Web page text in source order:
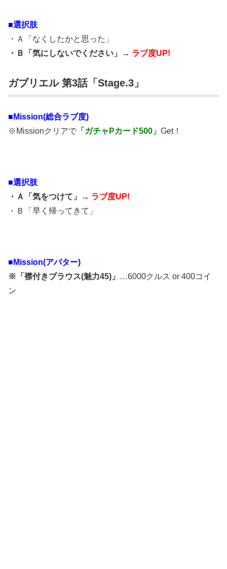
■選択肢
・Ａ「なくしたかと思った」
・Ｂ「気にしないでください」→ ラブ度UP!
ガブリエル 第3話「Stage.3」
■Mission(総合ラブ度)
※Missionクリアで 「ガチャPカード500」 Get！
■選択肢
・Ａ「気をつけて」→ ラブ度UP!
・Ｂ「早く帰ってきて」
■Mission(アバター)
※「襟付きブラウス(魅力45)」
…6000クルス or 400コイ
ン